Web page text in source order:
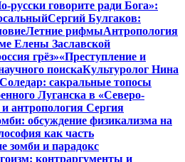
русски говорите ради Бога»:
Сергий Булгаков:
Летние рифмыАнтропология
Елены Заславской
грёз»«Преступление и
поискаКультуролог Нина
сакральные топосы
Луганска в «Северо-
антропология Сергия
обсуждение физикализма на
как часть
зомби и парадокс
контраргументы и